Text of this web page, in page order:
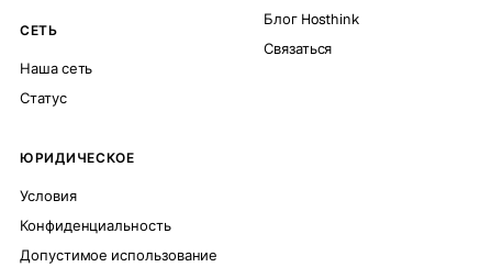
СЕТЬ
Наша сеть
Статус
Блог Hosthink
Связаться
ЮРИДИЧЕСКОЕ
Условия
Конфиденциальность
Допустимое использование